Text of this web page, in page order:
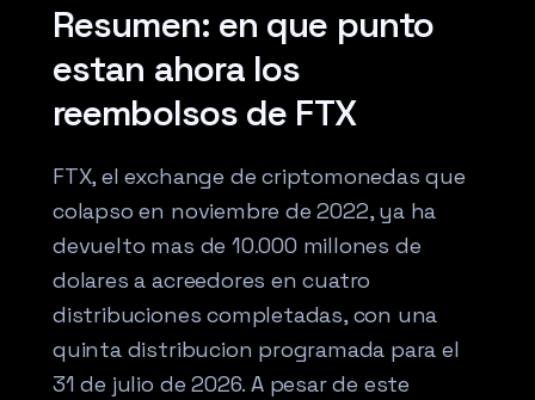
Resumen: en que punto
estan ahora los
reembolsos de FTX
FTX, el exchange de criptomonedas que
colapso en noviembre de 2022, ya ha
devuelto mas de 10.000 millones de
dolares a acreedores en cuatro
distribuciones completadas, con una
quinta distribucion programada para el
31 de julio de 2026. A pesar de este